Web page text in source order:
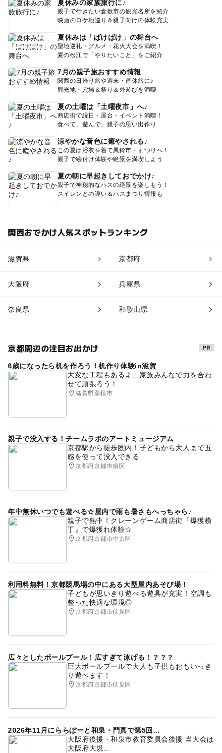
夏休みの家族旅行に♪
親子で行きたい倉敷市の観光名所を紹介
映画のロケ地巡り＆親子向けの体験充実
夏休みは「ばけばけ」の舞台へ
聖地巡礼・グルメ・花火大会を満喫！
夏の松江で「やりたいこと」をご紹介
7月の親子旅おすすめ情報
関西の日帰り旅や週末・連休旅に♪
観光地・穴場＆祭り＆外遊びを満喫
夏の土曜は「土曜夜市」へ♪
商店街で縁日・屋台・イベント満喫！
食べて、遊んで、親子の思い出作り
涼やかな音色に癒やされる♪
この夏は浴衣を着て風鈴市・まつりへ！
親子で絵付け体験や絶景を満喫しよう
夏の朝に早起きしておでかけ♪
親子で神秘的なハスの絶景を楽しもう！
スイレンとの違い＆ハスまつり情報も
関西おでかけ人気スポットランキング
滋賀県 京都府
大阪府 兵庫県
奈良県 和歌山県
京都周辺の注目お出かけ
6歳になったら机を作ろう！机作り体験in滋賀
大変な工程もあるよ、家族みんなで力を合わ
せて頑張ろう！
滋賀県彦根市
親子で没入する！チームラボのアートミュージアム
京都駅から徒歩圏内！子どもから大人まで五
感を使って没入できる
京都府京都市南区
年中無休いつでも遊べる☆屋内で雨も暑さもへっちゃら♪
親子で熱中！クレーンゲーム商店街『爆獲横
丁』で爆獲れ体験☆
京都府京都市中京区
利用料無料！京都競馬場の中にある大型屋内あそび場！
子どもが思いきり遊べる遊具が充実！空調も
整った快適な環境◎
京都府京都市伏見区
広々としたボールプール！広すぎて泳げる！？？？
巨大ボールプールで大人も子供もおもいっき
り遊べます！
京都府京都市伏見区
2026年11月にららぽーと和泉・門真で第5回...
大阪府後援・和泉市教育委員会後援 当大会は
大阪府大規...